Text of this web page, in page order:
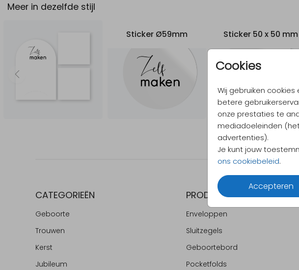
Cookies
Wij gebruiken
betere
onze prestaties te
mediadoeleinden
advertenties).
Je kunt jouw
ons cookiebeleid.
Accepteren
Meer in dezelfde stijl
Sticker Ø59mm Sticker 50 x 50 mm
CATEGORIEËN
Geboorte
Trouwen
Kerst
Jubileum
PRODUCTEN
Enveloppen
Sluitzegels
Geboortebord
Pocketfolds